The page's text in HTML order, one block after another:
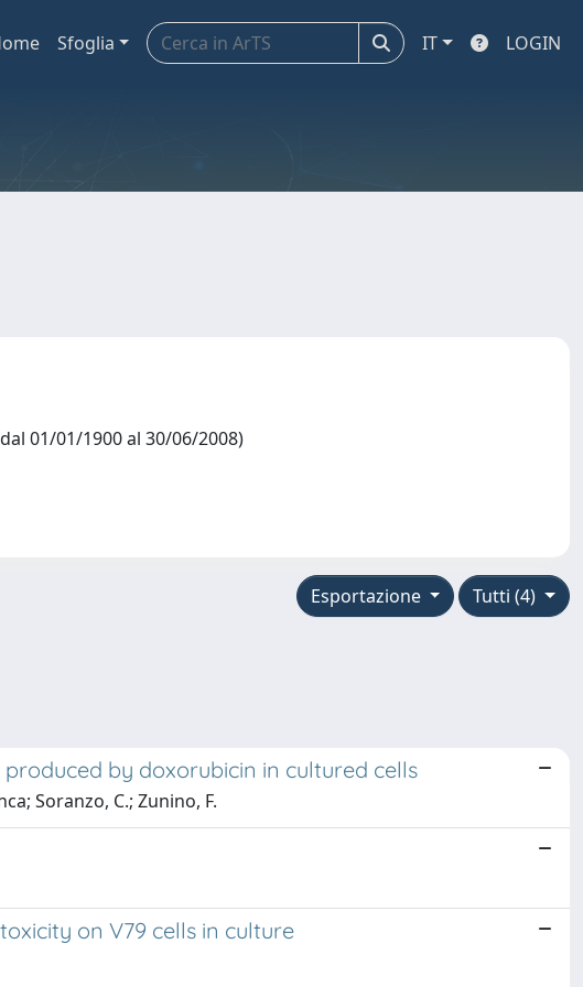
Sfoglia IT LOGIN
01/01/1900 al 30/06/2008)
Tutti (4)
Esportazione
by doxorubicin in cultured cells
Soranzo, C.; Zunino, F.
on V79 cells in culture